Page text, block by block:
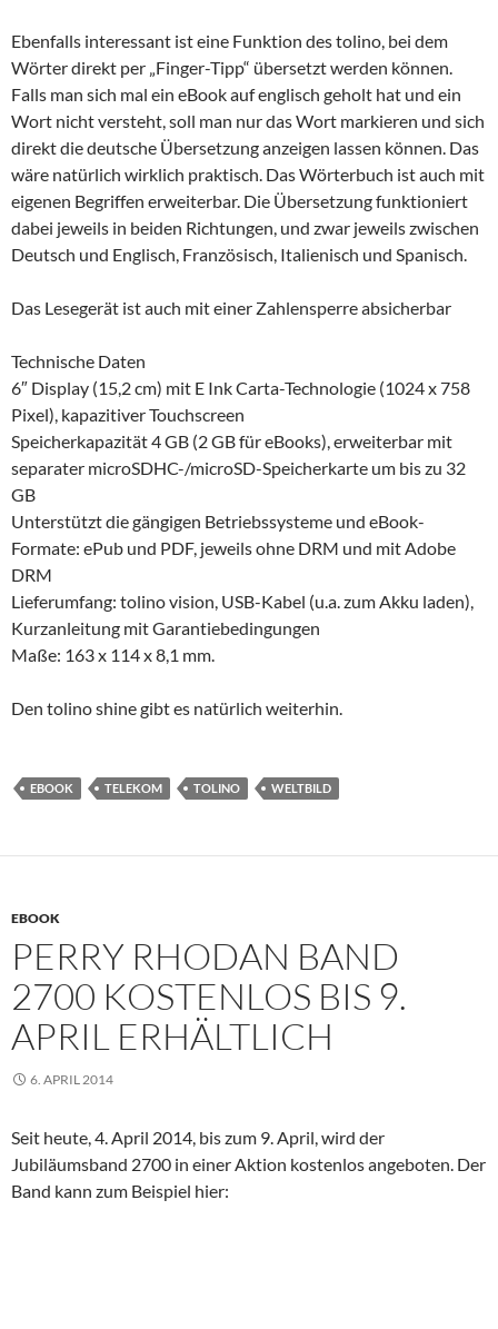
Ebenfalls interessant ist eine Funktion des tolino, bei dem
Wörter direkt per „Finger-Tipp“ übersetzt werden können.
Falls man sich mal ein eBook auf englisch geholt hat und ein
Wort nicht versteht, soll man nur das Wort markieren und sich
direkt die deutsche Übersetzung anzeigen lassen können. Das
wäre natürlich wirklich praktisch. Das Wörterbuch ist auch mit
eigenen Begriffen erweiterbar. Die Übersetzung funktioniert
dabei jeweils in beiden Richtungen, und zwar jeweils zwischen
Deutsch und Englisch, Französisch, Italienisch und Spanisch.
Das Lesegerät ist auch mit einer Zahlensperre absicherbar
Technische Daten
6″ Display (15,2 cm) mit E Ink Carta-Technologie (1024 x 758
Pixel), kapazitiver Touchscreen
Speicherkapazität 4 GB (2 GB für eBooks), erweiterbar mit
separater microSDHC-/microSD-Speicherkarte um bis zu 32
GB
Unterstützt die gängigen Betriebssysteme und eBook-
Formate: ePub und PDF, jeweils ohne DRM und mit Adobe
DRM
Lieferumfang: tolino vision, USB-Kabel (u.a. zum Akku laden),
Kurzanleitung mit Garantiebedingungen
Maße: 163 x 114 x 8,1 mm.
Den tolino shine gibt es natürlich weiterhin.
EBOOK TELEKOM TOLINO WELTBILD
EBOOK
PERRY RHODAN BAND
2700 KOSTENLOS BIS 9.
APRIL ERHÄLTLICH
6. APRIL 2014
Seit heute, 4. April 2014, bis zum 9. April, wird der
Jubiläumsband 2700 in einer Aktion kostenlos angeboten. Der
Band kann zum Beispiel hier: